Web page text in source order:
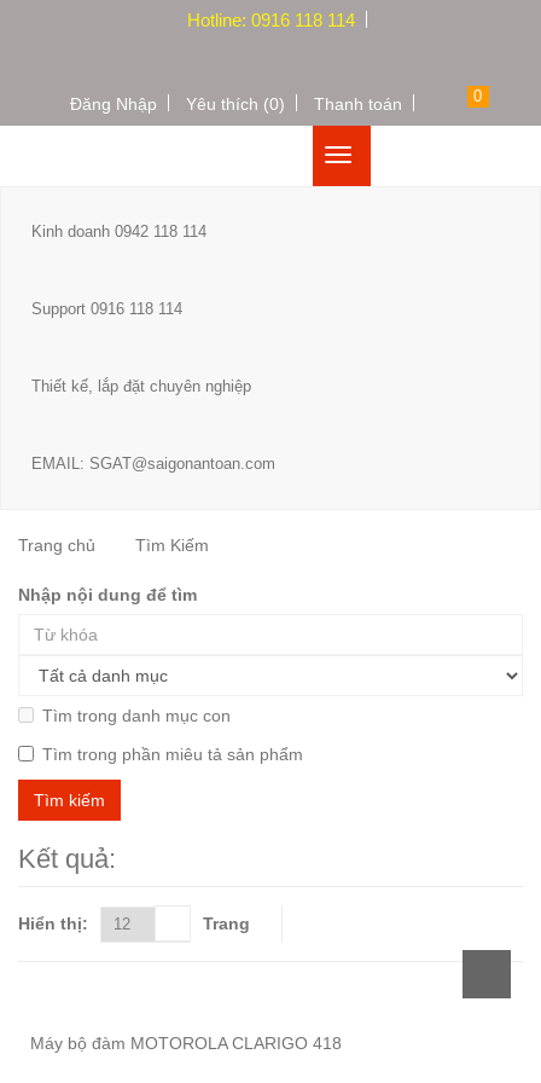
Hotline: 0916 118 114
Đăng Nhập Yêu thích (0) Thanh toán 0
Kinh doanh 0942 118 114
Support 0916 118 114
Thiết kế, lắp đặt chuyên nghiệp
EMAIL: SGAT@saigonantoan.com
Trang chủ Tìm Kiếm
Nhập nội dung để tìm
Tìm trong danh mục con
Tìm trong phần miêu tả sản phẩm
Kết quả:
Hiển thị: Trang
Máy bộ đàm MOTOROLA CLARIGO 418